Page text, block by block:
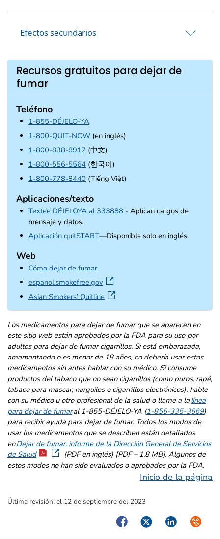
Efectos secundarios
Recursos gratuitos para dejar de
fumar
Teléfono
1-855-DÉJELO-YA
1-800-QUIT-NOW (en inglés)
1-800-838-8917 (中文)
1-800-556-5564 (한국어)
1-800-778-8440 (Tiếng Việt)
Aplicaciones/texto
Textee DÉJELOYA al 333888 - Aplican cargos de
mensaje y datos.
Aplicación quitSTARTexternal icon
—Disponible solo en inglés.
Web
Cómo dejar de fumar
espanol.smokefree.govexternal icon
Asian Smokers’ Quitlineexternal icon
Los medicamentos para dejar de fumar que se aparecen en
este sitio web están aprobados por la FDA para su uso por
adultos para dejar de fumar cigarrillos. Si está embarazada,
amamantando o es menor de 18 años, no debería usar estos
medicamentos sin antes hablar con su médico. Si consume
productos del tabaco que no sean cigarrillos (como puros, rapé,
tabaco para mascar, narguiles o cigarrillos electrónicos), hable
con su médico u otro profesional de la salud o llame a lalínea
para dejar de fumaral 1-855-DÉJELO-YA (1-855-335-3569)
para recibir ayuda para dejar de fumar. Todos los modos de
usar los medicamentos que se describen están detallados
enDejar de fumar: informe de la Dirección General de Servicios
de Salud
(PDF en inglés) [PDF – 1.8 MB]. Algunos de
estos modos no han sido evaluados o aprobados por la FDA.
Inicio de la página
Última revisión: el 12 de septiembre del 2023
FacebookTwitterLinkedIn